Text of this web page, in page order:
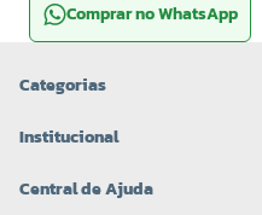
Comprar no WhatsApp
Categorias
Institucional
Central de Ajuda